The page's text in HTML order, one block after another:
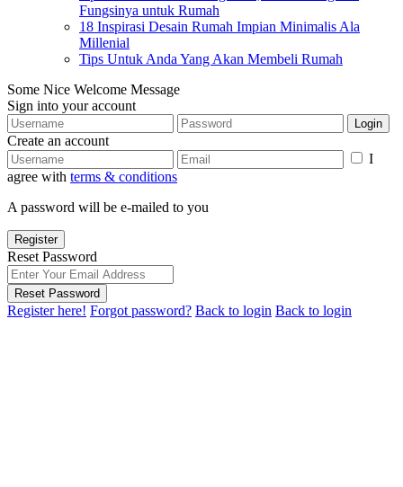
Fungsinya untuk Rumah
18 Inspirasi Desain Rumah Impian Minimalis Ala
Millenial
Tips Untuk Anda Yang Akan Membeli Rumah
Some Nice Welcome Message
Sign into your account
Login
Create an account
I
agree with terms & conditions
A password will be e-mailed to you
Register
Reset Password
Reset Password
Register here! Forgot password? Back to login Back to login